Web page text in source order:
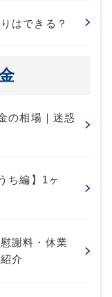
はできる？
の相場｜迷惑
ち編】1ヶ
謝料・休業
介